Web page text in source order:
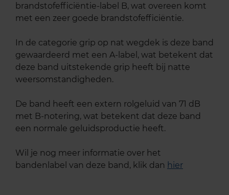
brandstofefficiëntie-label B, wat overeen komt
met een zeer goede brandstofefficiëntie.
In de categorie grip op nat wegdek is deze band
gewaardeerd met een A-label, wat betekent dat
deze band uitstekende grip heeft bij natte
weersomstandigheden.
De band heeft een extern rolgeluid van 71 dB
met B-notering, wat betekent dat deze band
een normale geluidsproductie heeft.
Wil je nog meer informatie over het
bandenlabel van deze band, klik dan hier